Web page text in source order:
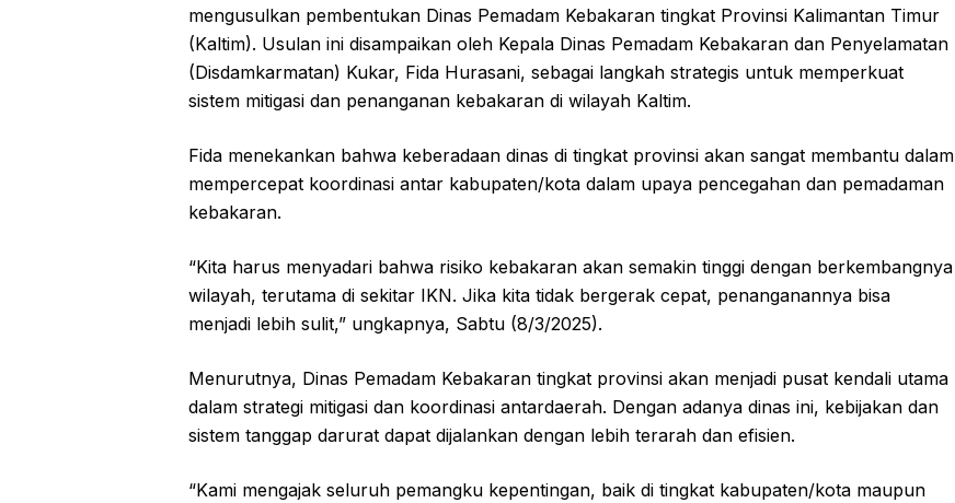
mengusulkan pembentukan Dinas Pemadam Kebakaran tingkat Provinsi Kalimantan Timur
(Kaltim). Usulan ini disampaikan oleh Kepala Dinas Pemadam Kebakaran dan Penyelamatan
(Disdamkarmatan) Kukar, Fida Hurasani, sebagai langkah strategis untuk memperkuat
sistem mitigasi dan penanganan kebakaran di wilayah Kaltim.
Fida menekankan bahwa keberadaan dinas di tingkat provinsi akan sangat membantu dalam
mempercepat koordinasi antar kabupaten/kota dalam upaya pencegahan dan pemadaman
kebakaran.
“Kita harus menyadari bahwa risiko kebakaran akan semakin tinggi dengan berkembangnya
wilayah, terutama di sekitar IKN. Jika kita tidak bergerak cepat, penanganannya bisa
menjadi lebih sulit,” ungkapnya, Sabtu (8/3/2025).
Menurutnya, Dinas Pemadam Kebakaran tingkat provinsi akan menjadi pusat kendali utama
dalam strategi mitigasi dan koordinasi antardaerah. Dengan adanya dinas ini, kebijakan dan
sistem tanggap darurat dapat dijalankan dengan lebih terarah dan efisien.
“Kami mengajak seluruh pemangku kepentingan, baik di tingkat kabupaten/kota maupun